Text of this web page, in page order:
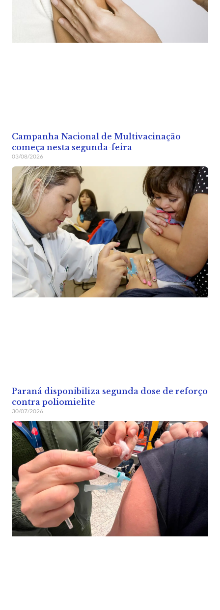
Campanha Nacional de Multivacinação
começa nesta segunda-feira
03/08/2026
Paraná disponibiliza segunda dose de reforço
contra poliomielite
30/07/2026